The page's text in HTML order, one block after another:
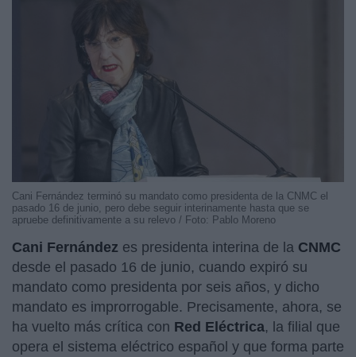
Cani Fernández terminó su mandato como presidenta de la CNMC el
pasado 16 de junio, pero debe seguir interinamente hasta que se
apruebe definitivamente a su relevo / Foto: Pablo Moreno
Cani Fernández es presidenta interina de la CNMC
desde el pasado 16 de junio, cuando expiró su
mandato como presidenta por seis años, y dicho
mandato es improrrogable. Precisamente, ahora, se
ha vuelto más crítica con Red Eléctrica, la filial que
opera el sistema eléctrico español y que forma parte